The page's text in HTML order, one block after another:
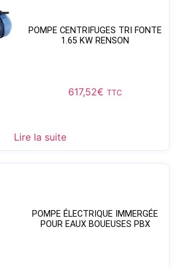
POMPE CENTRIFUGES TRI FONTE
1.65 KW RENSON
617,52€ TTC
Lire la suite
POMPE ÉLECTRIQUE IMMERGÉE
POUR EAUX BOUEUSES PBX